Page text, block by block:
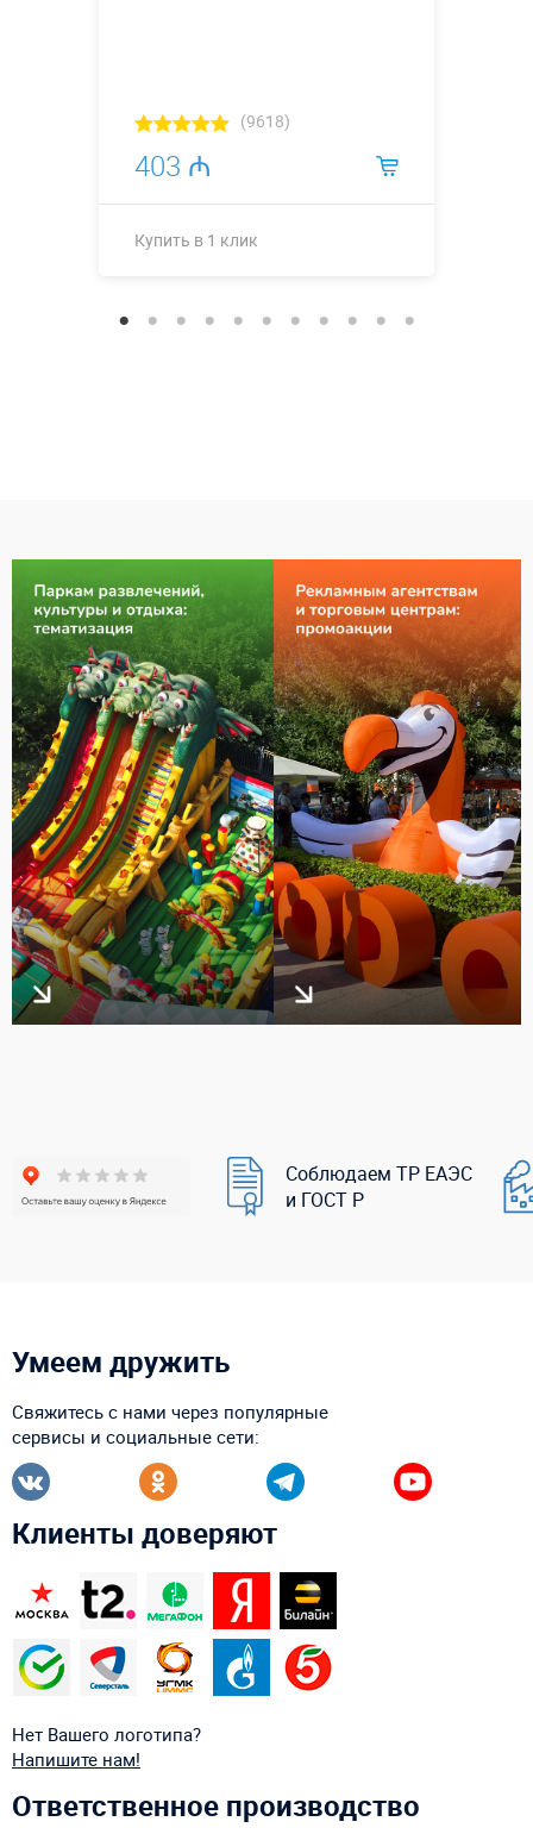
(9618)
403 ₼
Купить в 1 клик
Соблюдаем ТР ЕАЭС
и ГОСТ Р
Умеем дружить
Свяжитесь с нами через популярные
сервисы и социальные сети:
Клиенты доверяют
Нет Вашего логотипа?
Напишите нам!
Ответственное производство